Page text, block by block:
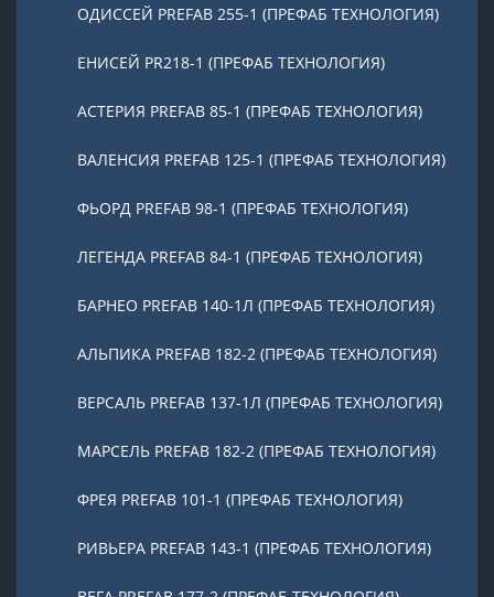
ОДИССЕЙ PREFAB 255-1 (ПРЕФАБ ТЕХНОЛОГИЯ)
ЕНИСЕЙ PR218-1 (ПРЕФАБ ТЕХНОЛОГИЯ)
АСТЕРИЯ PREFAB 85-1 (ПРЕФАБ ТЕХНОЛОГИЯ)
ВАЛЕНСИЯ PREFAB 125-1 (ПРЕФАБ ТЕХНОЛОГИЯ)
ФЬОРД PREFAB 98-1 (ПРЕФАБ ТЕХНОЛОГИЯ)
ЛЕГЕНДА PREFAB 84-1 (ПРЕФАБ ТЕХНОЛОГИЯ)
БАРНЕО PREFAB 140-1Л (ПРЕФАБ ТЕХНОЛОГИЯ)
АЛЬПИКА PREFAB 182-2 (ПРЕФАБ ТЕХНОЛОГИЯ)
ВЕРСАЛЬ PREFAB 137-1Л (ПРЕФАБ ТЕХНОЛОГИЯ)
МАРСЕЛЬ PREFAB 182-2 (ПРЕФАБ ТЕХНОЛОГИЯ)
ФРЕЯ PREFAB 101-1 (ПРЕФАБ ТЕХНОЛОГИЯ)
РИВЬЕРА PREFAB 143-1 (ПРЕФАБ ТЕХНОЛОГИЯ)